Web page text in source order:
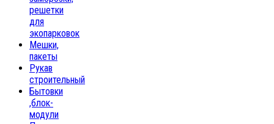
решетки
для
экопарковок
Мешки,
пакеты
Рукав
строительный
Бытовки
,блок-
модули